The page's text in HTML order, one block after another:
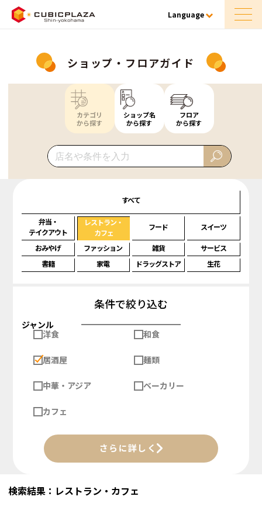
Language
ショップ・フロアガイド
カテゴリ
から探す
ショップ名
から探す
フロア
から探す
すべて
弁当・
テイクアウト
レストラン・
カフェ
フード スイーツ
おみやげ ファッション 雑貨
サービス
書籍
家電 ドラッグストア 生花
条件で絞り込む
ジャンル
洋食
和食
居酒屋 麺類
中華・アジア ベーカリー
カフェ
さらに詳しく
検索結果：レストラン・カフェ